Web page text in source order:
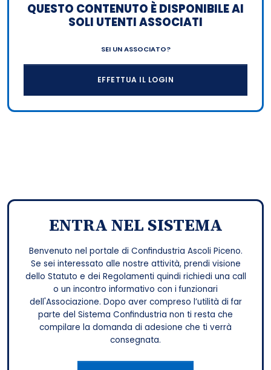
QUESTO CONTENUTO È DISPONIBILE AI
SOLI UTENTI ASSOCIATI
SEI UN ASSOCIATO?
EFFETTUA IL LOGIN
ENTRA NEL SISTEMA
Benvenuto nel portale di Confindustria Ascoli Piceno.
Se sei interessato alle nostre attività, prendi visione
dello Statuto e dei Regolamenti quindi richiedi una call
o un incontro informativo con i funzionari
dell'Associazione. Dopo aver compreso l’utilità di far
parte del Sistema Confindustria non ti resta che
compilare la domanda di adesione che ti verrà
consegnata.